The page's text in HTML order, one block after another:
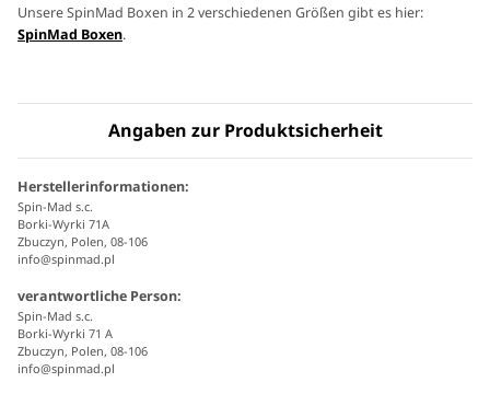
Unsere SpinMad Boxen in 2 verschiedenen Größen gibt es hier:
SpinMad Boxen.
Angaben zur Produktsicherheit
Herstellerinformationen:
Spin-Mad s.c.
Borki-Wyrki 71A
Zbuczyn, Polen, 08-106
info@spinmad.pl
verantwortliche Person:
Spin-Mad s.c.
Borki-Wyrki 71 A
Zbuczyn, Polen, 08-106
info@spinmad.pl